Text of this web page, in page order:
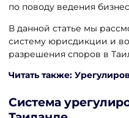
по поводу ведения
В данной статье мы
систему юрисдикции и
разрешения споров в
Читать также:
Система